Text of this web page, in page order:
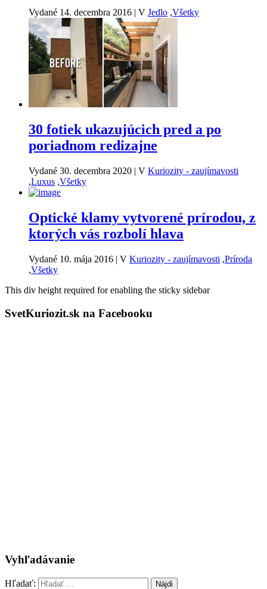
Vydané 14. decembra 2016 | V Jedlo ,Všetky
30 fotiek ukazujúcich pred a po
poriadnom redizajne
Vydané 30. decembra 2020 | V Kuriozity - zaujímavosti
,Luxus ,Všetky
Optické klamy vytvorené prírodou, z
ktorých vás rozbolí hlava
Vydané 10. mája 2016 | V Kuriozity - zaujímavosti ,Príroda
,Všetky
This div height required for enabling the sticky sidebar
SvetKuriozit.sk na Facebooku
Vyhľadávanie
Hľadať: